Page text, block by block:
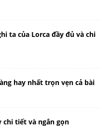
ta của Lorca đầy đủ và chi
hay nhất trọn vẹn cả bài
chi tiết và ngắn gọn